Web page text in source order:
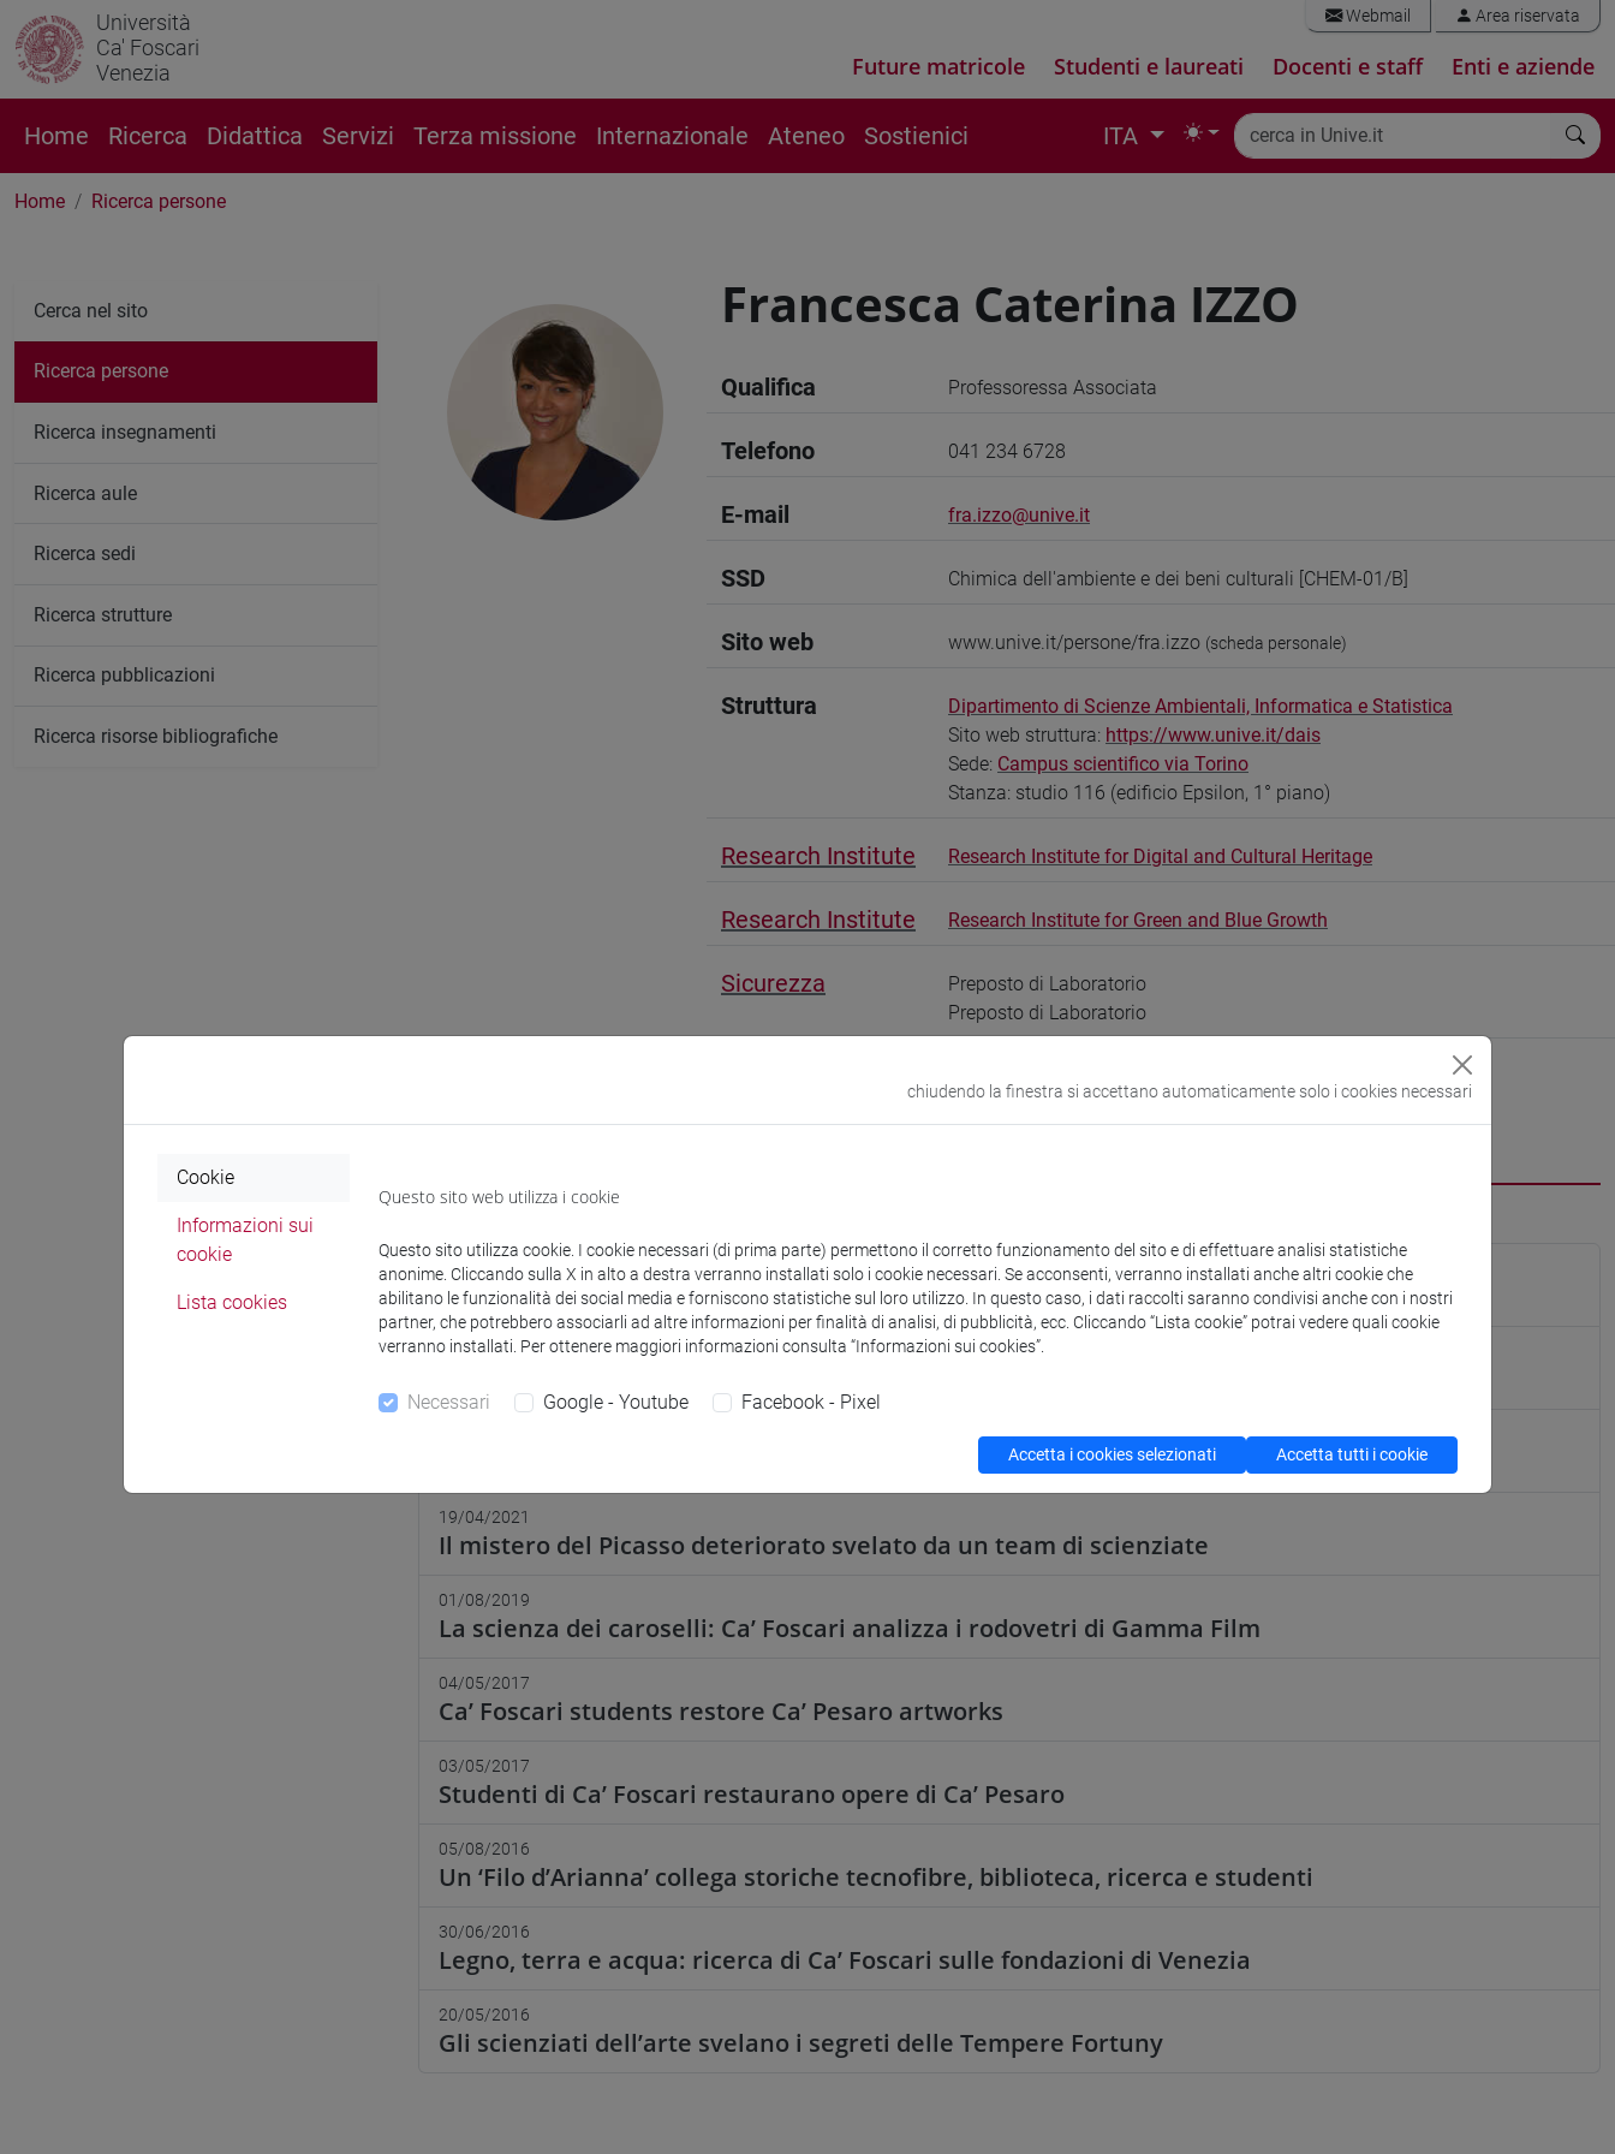
Università
Ca' Foscari
Venezia
Webmail Area riservata
Future matricole Studenti e laureati Docenti e staff Enti e aziende
Home Ricerca Didattica Servizi Terza missione Internazionale Ateneo Sostienici ITA
Home Ricerca persone
Francesca Caterina IZZO
Qualifica Professoressa Associata
Telefono 041 234 6728
E-mail fra.izzo@unive.it
SSD Chimica dell'ambiente e dei beni culturali [CHEM-01/B]
Sito web www.unive.it/persone/fra.izzo (scheda personale)
Struttura
Dipartimento di Scienze Ambientali, Informatica e Statistica
Sito web struttura: https://www.unive.it/dais
Sede: Campus scientifico via Torino
Stanza: studio 116 (edificio Epsilon, 1° piano)
Research Institute Research Institute for Digital and Cultural Heritage
Research Institute Research Institute for Green and Blue Growth
Sicurezza
Preposto di Laboratorio
Preposto di Laboratorio
12/12/2024
A studiare la street art: il laboratorio outdoor di Conservation Science
29/05/2024
Scoperto il "giallo" del colore usato da Miró, sbiadito in mezzo secolo
19/04/2021
Il mistero del Picasso deteriorato svelato da un team di scienziate
01/08/2019
La scienza dei caroselli: Ca’ Foscari analizza i rodovetri di Gamma Film
04/05/2017
Ca’ Foscari students restore Ca’ Pesaro artworks
03/05/2017
Studenti di Ca’ Foscari restaurano opere di Ca’ Pesaro
05/08/2016
Un ‘Filo d’Arianna’ collega storiche tecnofibre, biblioteca, ricerca e studenti
30/06/2016
Legno, terra e acqua: ricerca di Ca’ Foscari sulle fondazioni di Venezia
20/05/2016
Gli scienziati dell’arte svelano i segreti delle Tempere Fortuny
Cerca nel sito
Ricerca persone
Ricerca insegnamenti
Ricerca aule
Ricerca sedi
Ricerca strutture
Ricerca pubblicazioni
Ricerca risorse bibliografiche
chiudendo la finestra si accettano automaticamente solo i cookies necessari
Cookie
Informazioni sui
cookie
Lista cookies
Questo sito web utilizza i cookie
Questo sito utilizza cookie. I cookie necessari (di prima parte) permettono il corretto funzionamento del sito e di effettuare analisi statistiche
anonime. Cliccando sulla X in alto a destra verranno installati solo i cookie necessari. Se acconsenti, verranno installati anche altri cookie che
abilitano le funzionalità dei social media e forniscono statistiche sul loro utilizzo. In questo caso, i dati raccolti saranno condivisi anche con i nostri
partner, che potrebbero associarli ad altre informazioni per finalità di analisi, di pubblicità, ecc. Cliccando “Lista cookie” potrai vedere quali cookie
verranno installati. Per ottenere maggiori informazioni consulta “Informazioni sui cookies”.
Necessari Google - Youtube Facebook - Pixel
Accetta i cookies selezionati Accetta tutti i cookie